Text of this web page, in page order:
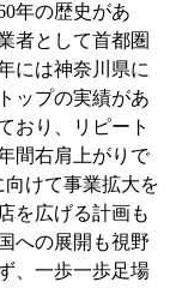
年の歴史があ
者として首都圏
には神奈川県に
ップの実績があ
おり、リピート
間右肩上がりで
向けて事業拡大を
を広げる計画も
への展開も視野
、一歩一歩足場